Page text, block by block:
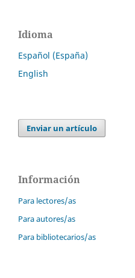
Idioma
Español (España)
English
Enviar un artículo
Información
Para lectores/as
Para autores/as
Para bibliotecarios/as